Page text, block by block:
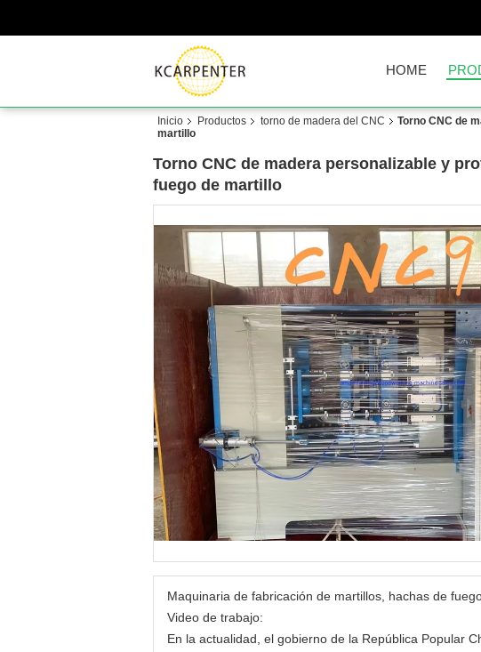
HOME
Inicio Productos torno de madera del CNC
Torno CNC de
martillo
Torno CNC de madera personalizable y
fuego de martillo
Maquinaria de fabricación de martillos, hachas de
Video de trabajo:
En la actualidad, el gobierno de la República Popular